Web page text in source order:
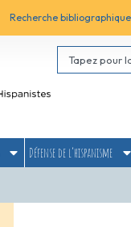
Recherche bibliographique
Défense de l’hispanisme